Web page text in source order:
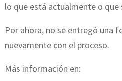
lo que está actualmente o que
Por ahora, no se entregó una
nuevamente con el proceso.
Más información en: